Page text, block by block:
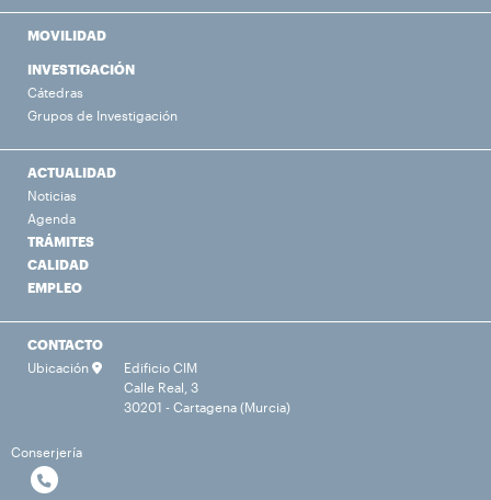
MOVILIDAD
INVESTIGACIÓN
Cátedras
Grupos de Investigación
ACTUALIDAD
Noticias
Agenda
TRÁMITES
CALIDAD
EMPLEO
CONTACTO
Ubicación
Edificio CIM
Calle Real, 3
30201 - Cartagena (Murcia)
Conserjería